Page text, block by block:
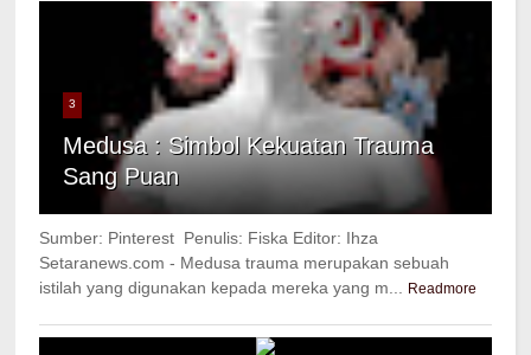
3
Medusa : Simbol Kekuatan Trauma
Sang Puan
Sumber: Pinterest Penulis: Fiska Editor: Ihza
Setaranews.com - Medusa trauma merupakan sebuah
istilah yang digunakan kepada mereka yang m...
Readmore